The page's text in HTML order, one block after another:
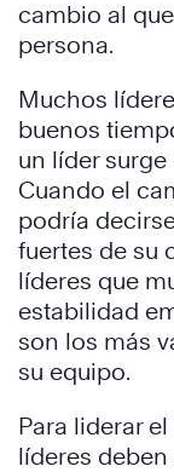
cambio al
persona.
Muchos
buenos
un líder
Cuando el
podría
fuertes de su
líderes que
estabilidad
son los más
su equipo.
Para liderar
líderes